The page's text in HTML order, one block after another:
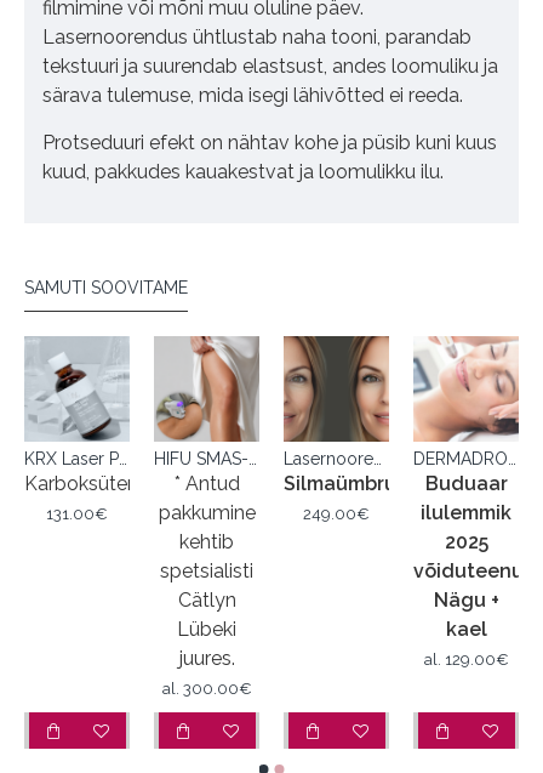
filmimine või mõni muu oluline päev.
Lasernoorendus ühtlustab naha tooni, parandab
tekstuuri ja suurendab elastsust, andes loomuliku ja
särava tulemuse, mida isegi lähivõtted ei reeda.
Protseduuri efekt on nähtav kohe ja püsib kuni kuus
kuud, pakkudes kauakestvat ja loomulikku ilu.
SAMUTI SOOVITAME
Karboksüteraapia
131.00€
* Antud
pakkumine
kehtib
spetsialisti
Cätlyn
Lübeki
juures.
al. 300.00€
Silmaümbrus
249.00€
Buduaar
ilulemmik
2025
võiduteenus
Nägu +
kael
al. 129.00€